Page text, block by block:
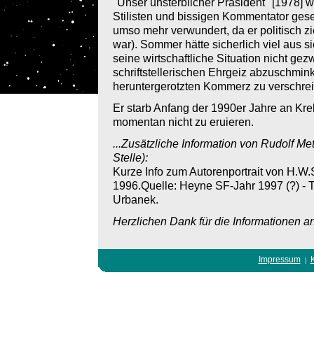
"Unser unsterblicher Präsident" [1978]
Stilisten und bissigen Kommentator
umso mehr verwundert, da er politisch
war). Sommer hätte sicherlich viel aus
seine wirtschaftliche Situation nicht
schriftstellerischen Ehrgeiz
heruntergerotzten Kommerz zu
Er starb Anfang der 1990er Jahre an
momentan nicht zu eruieren.
...Zusätzliche Information von Rudolf
Stelle):
Kurze Info zum Autorenportrait von
1996.Quelle: Heyne SF-Jahr 1997 (?) -
Urbanek.
Herzlichen Dank für die Informationen
Impressum